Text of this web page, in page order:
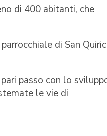
di 400 abitanti, che
di San
passo con lo
le vie di